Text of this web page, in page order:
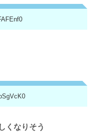
くなりそう